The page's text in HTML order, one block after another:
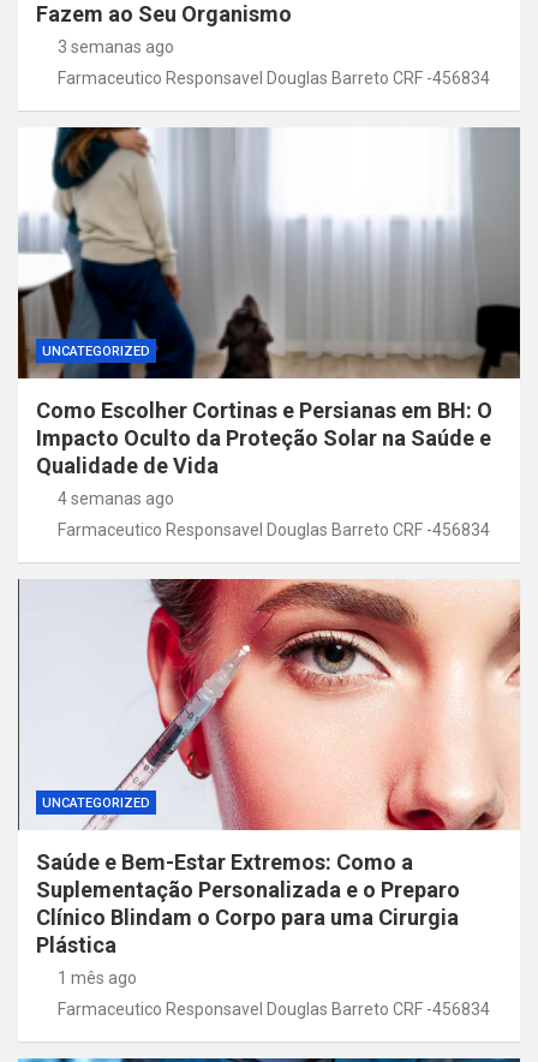
Fazem ao Seu Organismo
3 semanas ago
Farmaceutico Responsavel Douglas Barreto CRF -456834
UNCATEGORIZED
Como Escolher Cortinas e Persianas em BH: O
Impacto Oculto da Proteção Solar na Saúde e
Qualidade de Vida
4 semanas ago
Farmaceutico Responsavel Douglas Barreto CRF -456834
UNCATEGORIZED
Saúde e Bem-Estar Extremos: Como a
Suplementação Personalizada e o Preparo
Clínico Blindam o Corpo para uma Cirurgia
Plástica
1 mês ago
Farmaceutico Responsavel Douglas Barreto CRF -456834